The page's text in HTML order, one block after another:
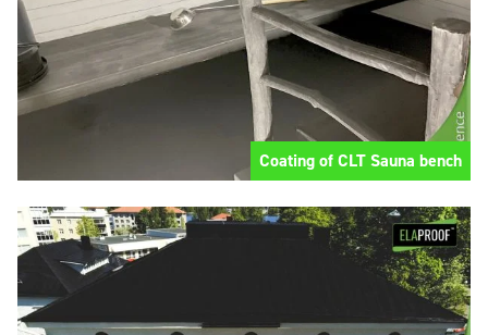
Coating of CLT Sauna bench